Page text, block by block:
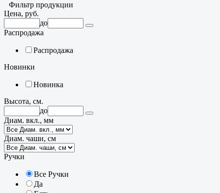
Фильтр продукции
Цена, руб.
до
Распродажа
Распродажа
Новинки
Новинка
Высота, см.
до
Диам. вкл., мм
Диам. чаши, см
Ручки
Все Ручки
Да